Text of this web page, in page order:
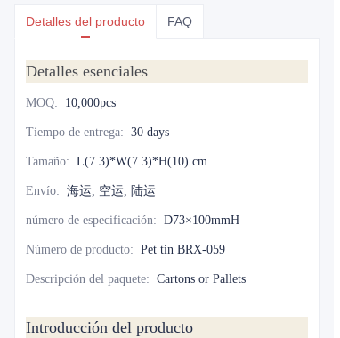
Detalles del producto FAQ
Detalles esenciales
MOQ: 10,000pcs
Tiempo de entrega: 30 days
Tamaño: L(7.3)*W(7.3)*H(10) cm
Envío: 海运, 空运, 陆运
número de especificación: D73×100mmH
Número de producto: Pet tin BRX-059
Descripción del paquete: Cartons or Pallets
Introducción del producto